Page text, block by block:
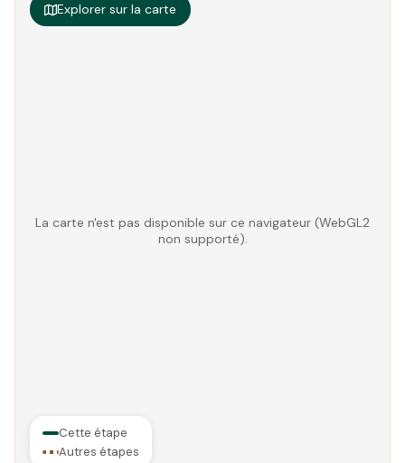
La carte n'est pas disponible sur ce navigateur (WebGL2
non supporté).
Explorer sur la carte
Cette étape
Autres étapes